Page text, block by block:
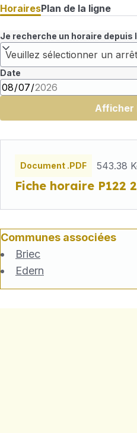
HorairesPlan de la ligne
Je recherche un horaire depuis
Veuillez sélectionner un arrêt
Date
Afficher
Document .PDF 543.38
Fiche horaire P122
Communes associées
Briec
Edern